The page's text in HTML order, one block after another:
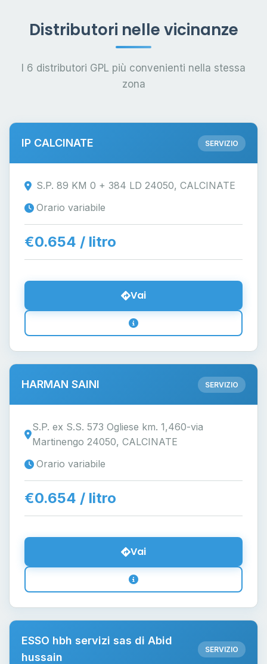
Distributori nelle vicinanze
I 6 distributori GPL più convenienti nella stessa
zona
IP CALCINATE SERVIZIO
S.P. 89 KM 0 + 384 LD 24050, CALCINATE
Orario variabile
€0.654 / litro
Vai
HARMAN SAINI SERVIZIO
S.P. ex S.S. 573 Ogliese km. 1,460-via
Martinengo 24050, CALCINATE
Orario variabile
€0.654 / litro
Vai
ESSO hbh servizi sas di Abid
hussain
SERVIZIO